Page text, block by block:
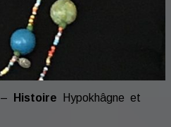
– Histoire Hypokhâgne et